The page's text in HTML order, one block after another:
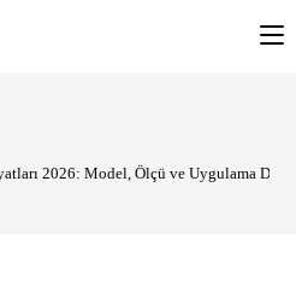
2026: Model, Ölçü ve Uygulama